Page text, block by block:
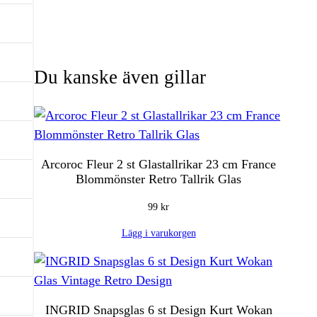
Du kanske även gillar
Arcoroc Fleur 2 st Glastallrikar 23 cm France
Blommönster Retro Tallrik Glas
99 kr
Lägg i varukorgen
INGRID Snapsglas 6 st Design Kurt Wokan